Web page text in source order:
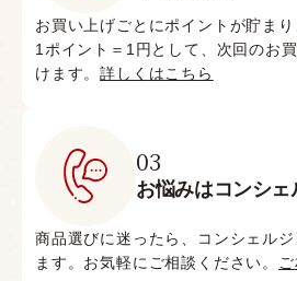
お買い上げごとにポイントが貯まり
1ポイント＝1円として、次回のお
けます。詳しくはこちら
03
お悩みはコンシェ
商品選びに迷ったら、コンシェル
ます。お気軽にご相談ください。